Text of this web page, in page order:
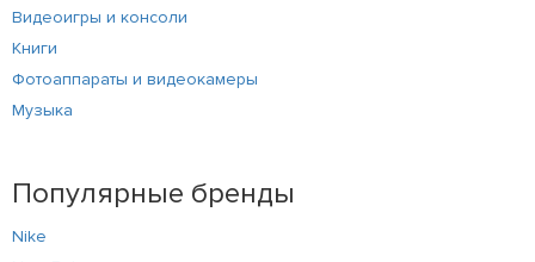
Видеоигры и консоли
Книги
Фотоаппараты и видеокамеры
Музыка
Популярные бренды
Nike